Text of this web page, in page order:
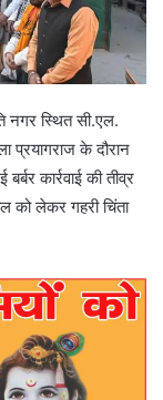
नगर स्थित सी.एल.
प्रयागराज के दौरान
कार्रवाई की तीव्र
को लेकर गहरी चिंता